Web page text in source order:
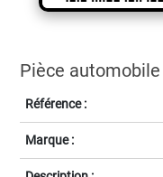
Pièce automobile
Référence :
Marque :